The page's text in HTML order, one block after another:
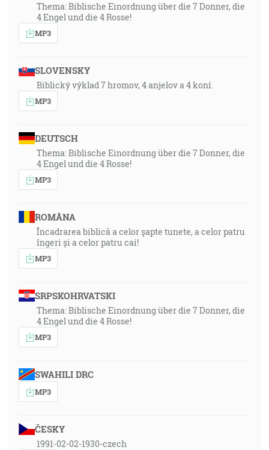
Thema: Biblische Einordnung über die 7 Donner, die
4 Engel und die 4 Rosse!
MP3
SLOVENSKY
Biblický výklad 7 hromov, 4 anjelov a 4 koní.
MP3
DEUTSCH
Thema: Biblische Einordnung über die 7 Donner, die
4 Engel und die 4 Rosse!
MP3
ROMÂNA
Încadrarea biblică a celor șapte tunete, a celor patru
îngeri și a celor patru cai!
MP3
SRPSKOHRVATSKI
Thema: Biblische Einordnung über die 7 Donner, die
4 Engel und die 4 Rosse!
MP3
SWAHILI DRC
MP3
ČESKY
1991-02-02-1930-czech